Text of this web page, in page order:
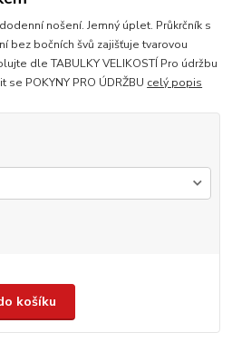
nošení. Jemný úplet. Průkrčník s
bez bočních švů zajišťuje tvarovou
dle TABULKY VELIKOSTÍ Pro údržbu
POKYNY PRO ÚDRŽBU celý popis
košíku